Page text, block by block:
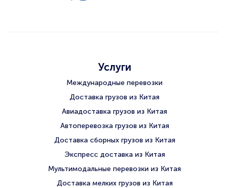
Услуги
Международные перевозки
Доставка грузов из Китая
Авиадоставка грузов из Китая
Автоперевозка грузов из Китая
Доставка сборных грузов из Китая
Экспресс доставка из Китая
Мультимодальные перевозки из Китая
Доставка мелких грузов из Китая